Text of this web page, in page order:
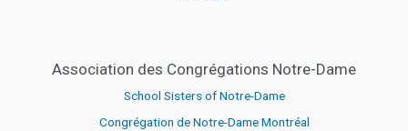
Association des Congrégations Notre-Dame
School Sisters of Notre-Dame
Congrégation de Notre-Dame Montréal